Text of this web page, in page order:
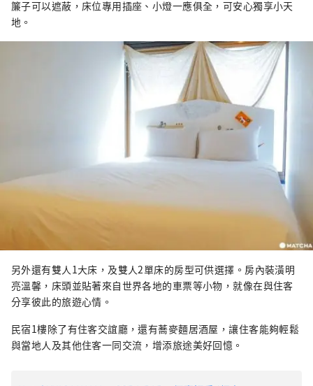
簾子可以遮蔽，床位專用插座、小燈一應俱全，可安心獨享小天
地。
另外還有雙人1大床，及雙人2單床的房型可供選擇。房內裝潢明
亮溫馨，床頭並貼著來自世界各地的車票等小物，就像在與住客
分享彼此的旅遊心情。
民宿1樓除了有住客交誼廳，還有蕎麥麵居酒屋，讓住客能夠輕鬆
與當地人及其他住客一同交流，增添旅途美好回憶。